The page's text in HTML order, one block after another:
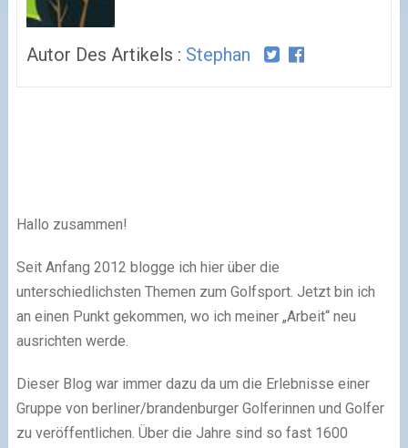
Autor Des Artikels : Stephan
Hallo zusammen!
Seit Anfang 2012 blogge ich hier über die
unterschiedlichsten Themen zum Golfsport. Jetzt bin ich
an einen Punkt gekommen, wo ich meiner „Arbeit“ neu
ausrichten werde.
Dieser Blog war immer dazu da um die Erlebnisse einer
Gruppe von berliner/brandenburger Golferinnen und Golfer
zu veröffentlichen. Über die Jahre sind so fast 1600